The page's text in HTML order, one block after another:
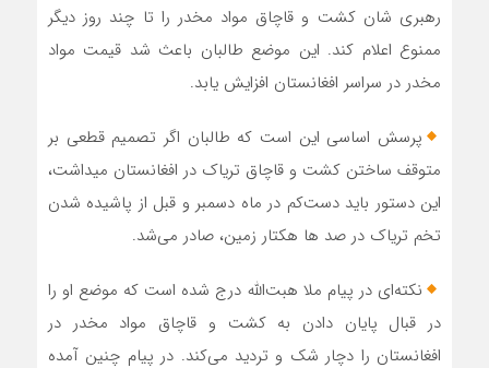
رهبری شان کشت و قاچاق مواد مخدر را تا چند روز دیگر
ممنوع اعلام کند. این موضع طالبان باعث شد قیمت مواد
مخدر در سراسر افغانستان افزایش یابد.
پرسش اساسی این است که طالبان اگر تصمیم قطعی بر
متوقف ساختن کشت و قاچاق تریاک در افغانستان می‎داشت،
این دستور باید دست‌کم در ماه دسمبر و قبل از پاشیده شدن
تخم تریاک در صد ها هکتار زمین، صادر می‌شد.
نکته‌ای در پیام ملا هبت‌الله درج شده است که موضع او را
در قبال پایان دادن به کشت و قاچاق مواد مخدر در
افغانستان را دچار شک و تردید می‌کند. در پیام چنین آمده